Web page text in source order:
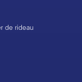
de rideau